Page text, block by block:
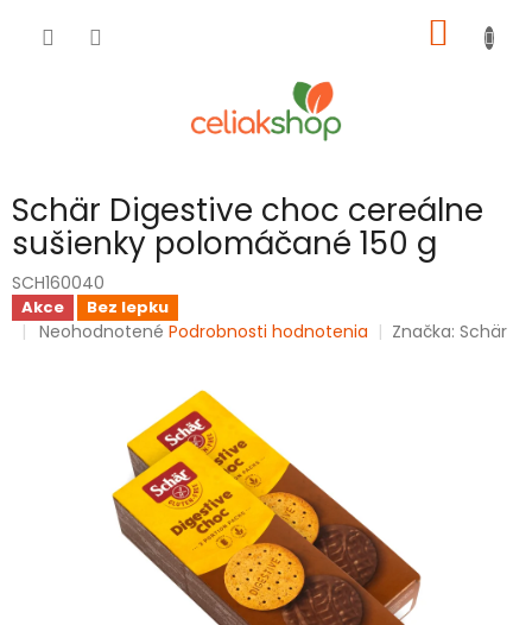
KOŠÍK
Schär Digestive choc cereálne
sušienky polomáčané 150 g
SCH160040
Akce Bez lepku
Priemerné
hviezdičiek.
Neohodnotené Podrobnosti hodnotenia Značka: Schär